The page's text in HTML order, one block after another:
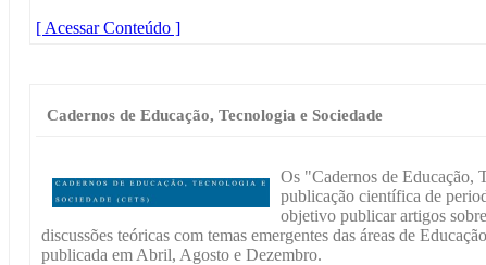
[ Acessar Conteúdo ]
Cadernos de Educação, Tecnologia e Sociedade
Os "Cadernos de Educação,
publicação científica de
objetivo publicar artigos
discussões teóricas com temas emergentes das áreas de
publicada em Abril, Agosto e Dezembro.